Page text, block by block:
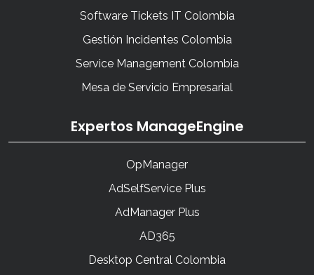
Software Tickets IT Colombia
Gestión Incidentes Colombia
Service Management Colombia
Mesa de Servicio Empresarial
Expertos ManageEngine
OpManager
AdSelfService Plus
AdManager Plus
AD365
Desktop Central Colombia